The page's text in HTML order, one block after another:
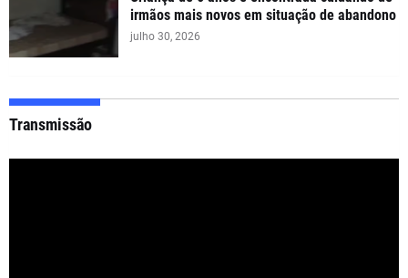
irmãos mais novos em situação de abandono
julho 30, 2026
Transmissão